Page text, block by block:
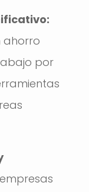
ahorro
por